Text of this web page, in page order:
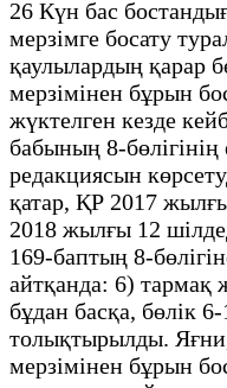
26 Күн бас
мерзімге босату
қаулылардың қарар
мерзімінен бұрын
жүктелген кезде
бабының 8-
редакциясын
қатар, ҚР 2017
2018 жылғы 12
169-баптың 8-
айтқанда: 6) тармақ
бұдан басқа, бөлік
толықтырылды.
мерзімінен бұрын